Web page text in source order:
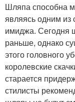
Шляпа способна
являясь одним из
имиджа. Сегодня
раньше, однако
этого головного
королевские
старается
стилисты